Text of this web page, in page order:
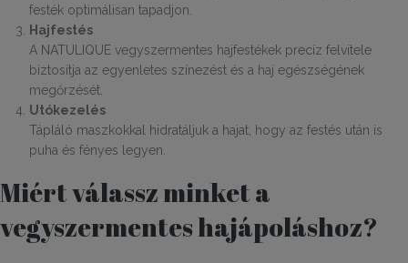
festék optimálisan tapadjon.
Hajfestés
A NATULIQUE vegyszermentes hajfestékek precíz felvitele
biztosítja az egyenletes színezést és a haj egészségének
megőrzését.
Utókezelés
Tápláló maszkokkal hidratáljuk a hajat, hogy az festés után is
puha és fényes legyen.
Miért válassz minket a
vegyszermentes hajápoláshoz?